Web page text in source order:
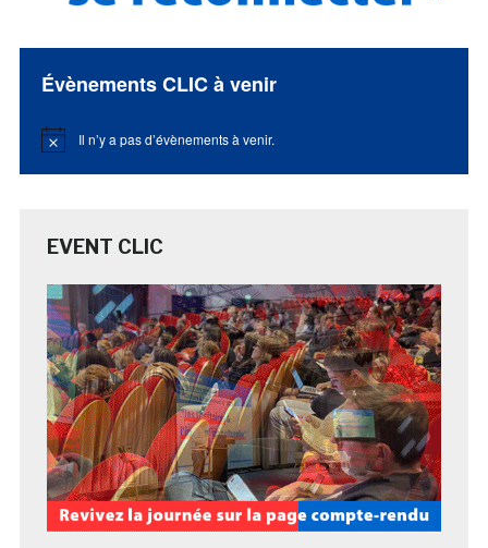
Évènements CLIC à venir
Notice Il n’y a pas d’évènements à venir.
EVENT CLIC